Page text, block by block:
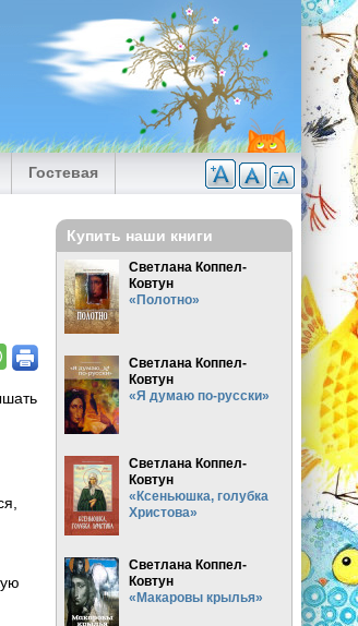
Гостевая
Купить наши книги
Светлана Коппел-
Ковтун
«Полотно»
Светлана Коппел-
Ковтун
«Я думаю по-русски»
Светлана Коппел-
Ковтун
«Ксеньюшка, голубка
Христова»
Светлана Коппел-
Ковтун
«Макаровы крылья»